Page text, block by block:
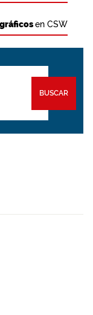
en CSW
BUSCAR